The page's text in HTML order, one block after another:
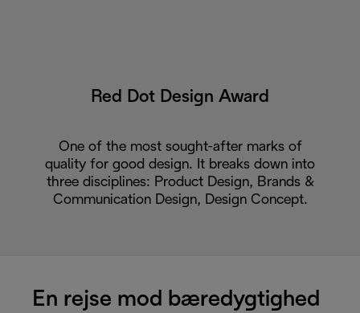
Red Dot Design Award
One of the most sought-after marks of
quality for good design. It breaks down into
three disciplines: Product Design, Brands &
Communication Design, Design Concept.
En rejse mod bæredygtighed